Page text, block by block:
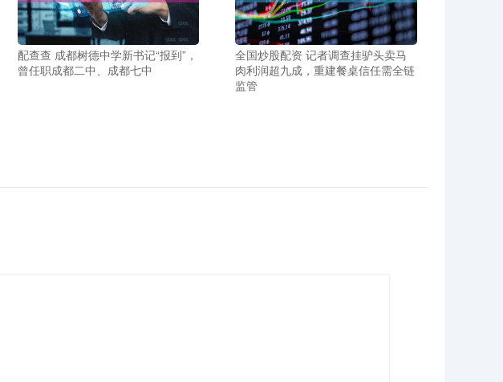
配查查 成都树德中学新书记“报到”，
曾任职成都二中、成都七中
全国炒股配资 记者调查挂驴头卖马
肉利润超九成，重建餐桌信任需全链
监管